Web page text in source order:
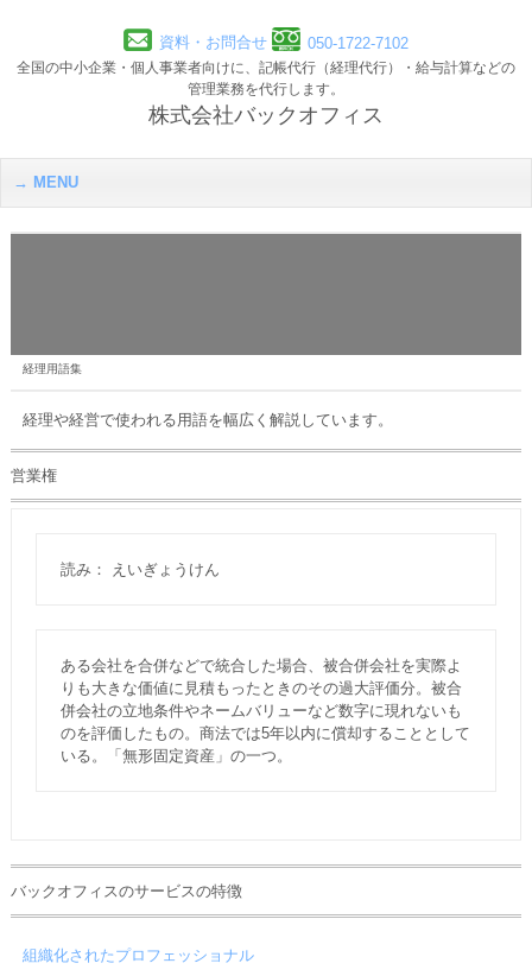
資料・お問合せ 050-1722-7102
全国の中小企業・個人事業者向けに、記帳代行（経理代行）・給与計算などの
管理業務を代行します。
株式会社バックオフィス
MENU
経理用語集
経理や経営で使われる用語を幅広く解説しています。
営業権
読み： えいぎょうけん
ある会社を合併などで統合した場合、被合併会社を実際よ
りも大きな価値に見積もったときのその過大評価分。被合
併会社の立地条件やネームバリューなど数字に現れないも
のを評価したもの。商法では5年以内に償却することとして
いる。「無形固定資産」の一つ。
バックオフィスのサービスの特徴
組織化されたプロフェッショナル